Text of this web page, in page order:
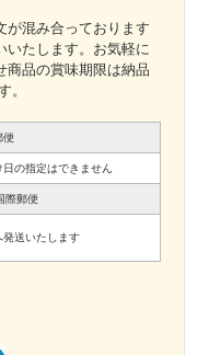
が混み合っております
いたします。お気軽に
商品の賞味期限は納品
。
便
日の指定はできません
際郵便
発送いたします